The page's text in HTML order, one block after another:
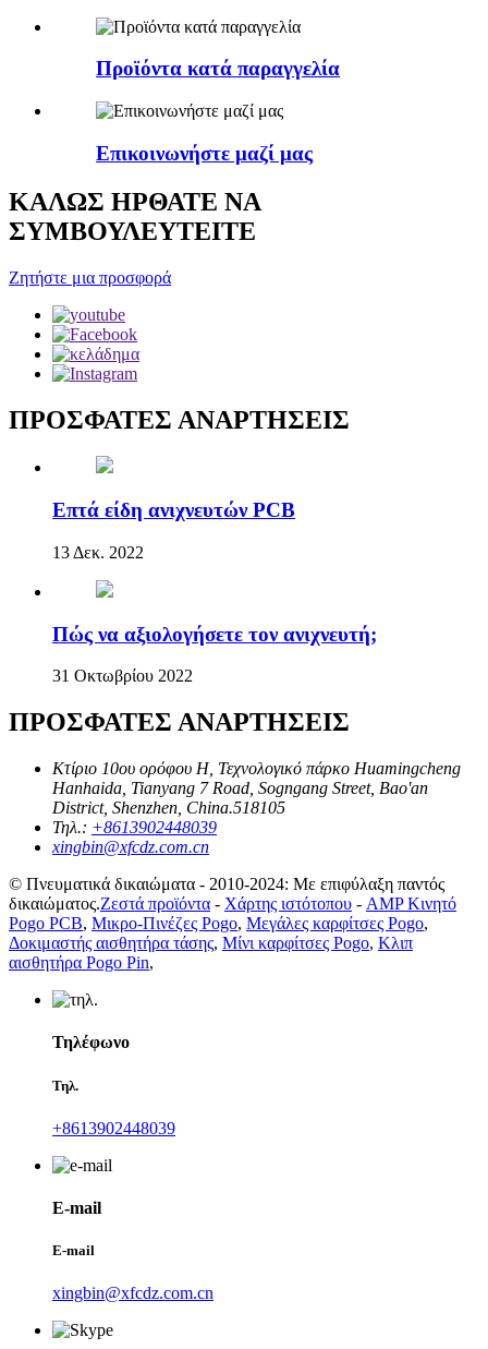
Προϊόντα κατά παραγγελία
Επικοινωνήστε μαζί μας
ΚΑΛΩΣ ΗΡΘΑΤΕ ΝΑ
ΣΥΜΒΟΥΛΕΥΤΕΙΤΕ
Ζητήστε μια προσφορά
ΠΡΟΣΦΑΤΕΣ ΑΝΑΡΤΗΣΕΙΣ
Επτά είδη ανιχνευτών PCB
13 Δεκ. 2022
Πώς να αξιολογήσετε τον ανιχνευτή;
31 Οκτωβρίου 2022
ΠΡΟΣΦΑΤΕΣ ΑΝΑΡΤΗΣΕΙΣ
Κτίριο 10ου ορόφου H, Τεχνολογικό πάρκο Huamingcheng
Hanhaida, Tianyang 7 Road, Sogngang Street, Bao'an
District, Shenzhen, China.518105
Τηλ.: +8613902448039
xingbin@xfcdz.com.cn
© Πνευματικά δικαιώματα - 2010-2024: Με επιφύλαξη παντός
δικαιώματος.Ζεστά προϊόντα - Χάρτης ιστότοπου - AMP Κινητό
Pogo PCB, Μικρο-Πινέζες Pogo, Μεγάλες καρφίτσες Pogo,
Δοκιμαστής αισθητήρα τάσης, Μίνι καρφίτσες Pogo, Κλιπ
αισθητήρα Pogo Pin,
Τηλέφωνο
Τηλ.
+8613902448039
E-mail
E-mail
xingbin@xfcdz.com.cn